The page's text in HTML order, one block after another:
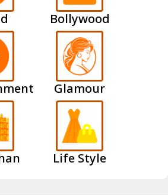
Bollywood
Glamour
Life Style